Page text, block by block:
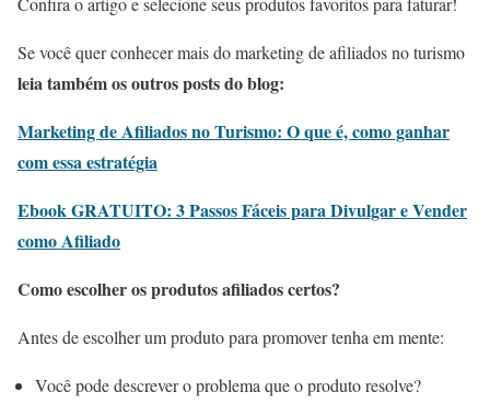
Se você quer conhecer mais do marketing de afiliados no turismo
leia também os outros posts do blog:
Marketing de Afiliados no Turismo: O que é, como ganhar
com essa estratégia
Ebook GRATUITO: 3 Passos Fáceis para Divulgar e Vender
como Afiliado
Como escolher os produtos afiliados certos?
Antes de escolher um produto para promover tenha em mente:
Você pode descrever o problema que o produto resolve?